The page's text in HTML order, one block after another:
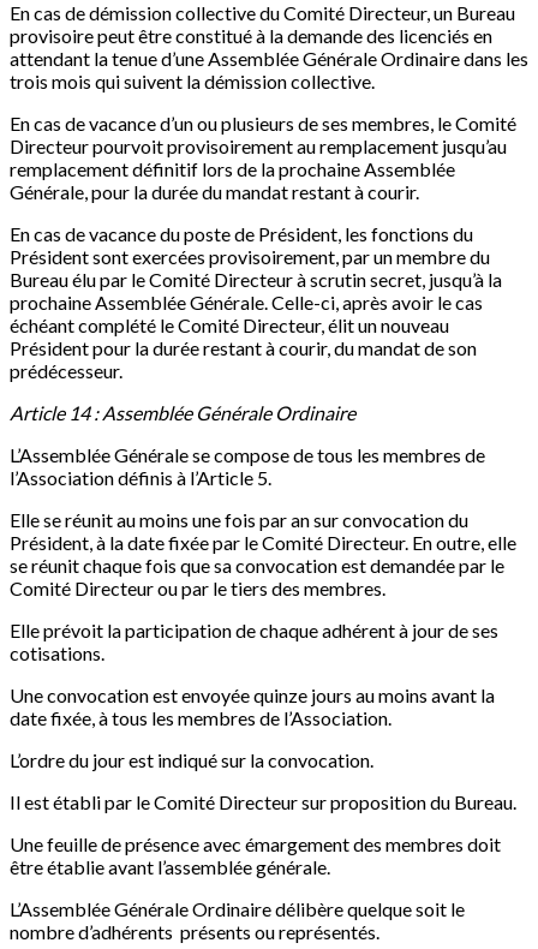
En cas de démission collective du Comité Directeur, un Bureau
provisoire peut être constitué à la demande des licenciés en
attendant la tenue d’une Assemblée Générale Ordinaire dans les
trois mois qui suivent la démission collective.
En cas de vacance d’un ou plusieurs de ses membres, le Comité
Directeur pourvoit provisoirement au remplacement jusqu’au
remplacement définitif lors de la prochaine Assemblée
Générale, pour la durée du mandat restant à courir.
En cas de vacance du poste de Président, les fonctions du
Président sont exercées provisoirement, par un membre du
Bureau élu par le Comité Directeur à scrutin secret, jusqu’à la
prochaine Assemblée Générale. Celle-ci, après avoir le cas
échéant complété le Comité Directeur, élit un nouveau
Président pour la durée restant à courir, du mandat de son
prédécesseur.
Article 14 : Assemblée Générale Ordinaire
L’Assemblée Générale se compose de tous les membres de
l’Association définis à l’Article 5.
Elle se réunit au moins une fois par an sur convocation du
Président, à la date fixée par le Comité Directeur. En outre, elle
se réunit chaque fois que sa convocation est demandée par le
Comité Directeur ou par le tiers des membres.
Elle prévoit la participation de chaque adhérent à jour de ses
cotisations.
Une convocation est envoyée quinze jours au moins avant la
date fixée, à tous les membres de l’Association.
L’ordre du jour est indiqué sur la convocation.
Il est établi par le Comité Directeur sur proposition du Bureau.
Une feuille de présence avec émargement des membres doit
être établie avant l’assemblée générale.
L’Assemblée Générale Ordinaire délibère quelque soit le
nombre d’adhérents présents ou représentés.